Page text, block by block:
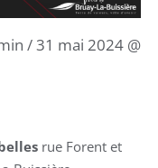
/31 mai 2024 @
rue Forent et